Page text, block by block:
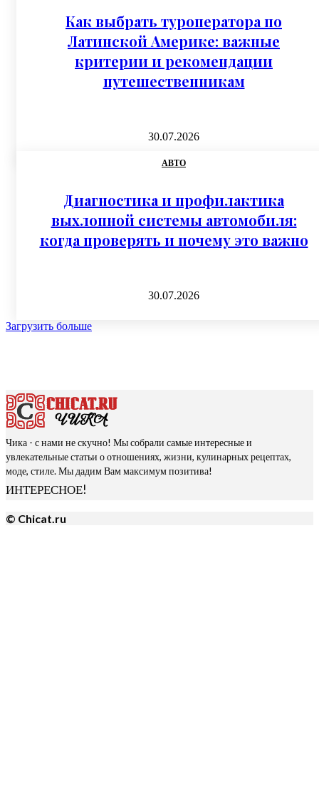
Как выбрать туроператора по
Латинской Америке: важные
критерии и рекомендации
путешественникам
30.07.2026
АВТО
Диагностика и профилактика
выхлопной системы автомобиля:
когда проверять и почему это важно
30.07.2026
Загрузить больше
Чика - с нами не скучно! Мы собрали самые интересные и
увлекательные статьи о отношениях, жизни, кулинарных рецептах,
моде, стиле. Мы дадим Вам максимум позитива!
ИНТЕРЕСНОЕ!
© Chicat.ru